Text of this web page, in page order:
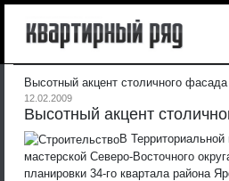
Высотный акцент столичного фасада
12.02.2009
Высотный акцент
В Территориальной
мастерской Северо-Восточного
планировки 34-го квартала района